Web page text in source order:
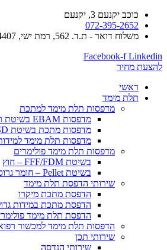
כוכב יקנעם 3, יקנעם
072-395-2652
משלוח דואר - ת.ד. 562, רמת ישי, 3004407​
Facebook-f Linkedin
להצעת מחיר
ראשי
תלת מימד
​מדפסות תלת מימד למתכת
מדפסות EBAM בשיטת ריתוך בוואקום
מדפסות מתכת בשיטת AFSD
​מדפסות תלת מימד
​מדפסות תלת מימד פולימרים
בשיטת FFF/FDM – חוץ
בשיטת Pellet – חומר גרוס
שירותי הדפסת תלת מימד
הדפסת מתכת מיקרו
הדפסת מתכת במידות
הדפסת תלת מימד
הדפסות תלת מימד למכשור
שירותי תכן
שירותי הנדסה